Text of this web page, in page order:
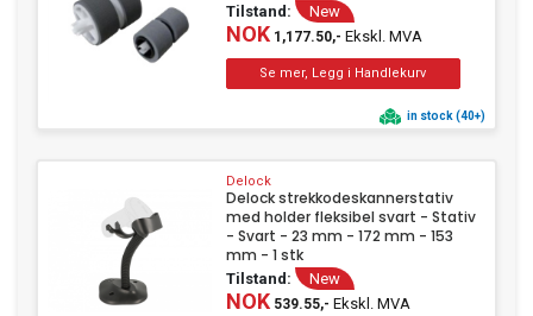
Tilstand: New
NOK1,177.50,- Ekskl. MVA
in stock (40+)
Delock
Delock strekkodeskannerstativ
med holder fleksibel svart - Stativ
- Svart - 23 mm - 172 mm - 153
mm - 1 stk
Tilstand: New
NOK539.55,- Ekskl. MVA